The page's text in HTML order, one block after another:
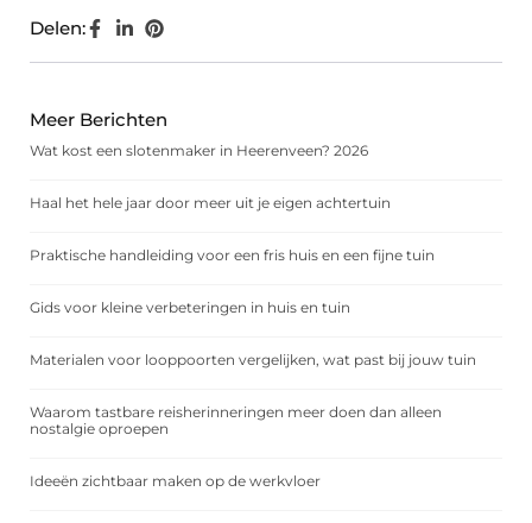
Delen:
Meer Berichten
Wat kost een slotenmaker in Heerenveen? 2026
Haal het hele jaar door meer uit je eigen achtertuin
Praktische handleiding voor een fris huis en een fijne tuin
Gids voor kleine verbeteringen in huis en tuin
Materialen voor looppoorten vergelijken, wat past bij jouw tuin
Waarom tastbare reisherinneringen meer doen dan alleen
nostalgie oproepen
Ideeën zichtbaar maken op de werkvloer